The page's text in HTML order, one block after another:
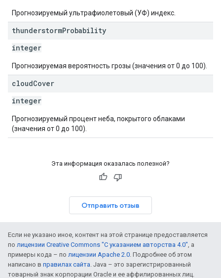
Прогнозируемый ультрафиолетовый (УФ) индекс.
thunderstormProbability
integer
Прогнозируемая вероятность грозы (значения от 0 до 100).
cloudCover
integer
Прогнозируемый процент неба, покрытого облаками
(значения от 0 до 100).
Эта информация оказалась полезной?
Отправить отзыв
Если не указано иное, контент на этой странице предоставляется
по лицензии Creative Commons "С указанием авторства 4.0", а
примеры кода – по лицензии Apache 2.0. Подробнее об этом
написано в правилах сайта. Java – это зарегистрированный
товарный знак корпорации Oracle и ее аффилированных лиц.